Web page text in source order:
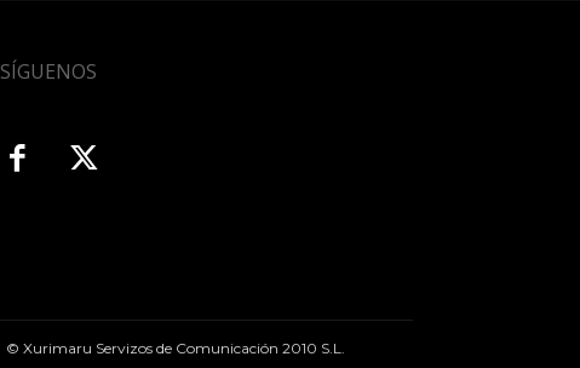
SÍGUENOS
© Xurimaru Servizos de Comunicación 2010 S.L.